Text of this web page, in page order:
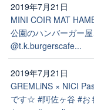
2019年7月21日
MINI COIR MAT
公園のハンバーガー
@t.k.burgerscafe...
2019年7月21日
GREMLiNS × NICI
です☆ #阿佐ヶ谷 #お